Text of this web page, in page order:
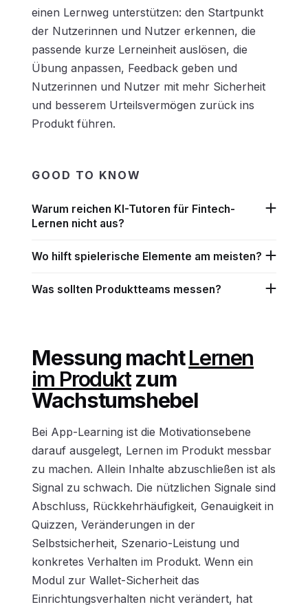
einen Lernweg unterstützen: den Startpunkt
der Nutzerinnen und Nutzer erkennen, die
passende kurze Lerneinheit auslösen, die
Übung anpassen, Feedback geben und
Nutzerinnen und Nutzer mit mehr Sicherheit
und besserem Urteilsvermögen zurück ins
Produkt führen.
GOOD TO KNOW
Warum reichen KI-Tutoren für Fintech-
Lernen nicht aus?
Wo hilft spielerische Elemente am meisten?
Was sollten Produktteams messen?
Messung machtLernen
im Produktzum
Wachstumshebel
Bei App-Learning ist die Motivationsebene
darauf ausgelegt, Lernen im Produkt messbar
zu machen. Allein Inhalte abzuschließen ist als
Signal zu schwach. Die nützlichen Signale sind
Abschluss, Rückkehrhäufigkeit, Genauigkeit in
Quizzen, Veränderungen in der
Selbstsicherheit, Szenario-Leistung und
konkretes Verhalten im Produkt. Wenn ein
Modul zur Wallet-Sicherheit das
Einrichtungsverhalten nicht verändert, hat